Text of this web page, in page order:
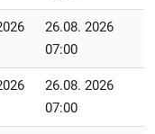
26.08. 2026
07:00
26.08. 2026
07:00